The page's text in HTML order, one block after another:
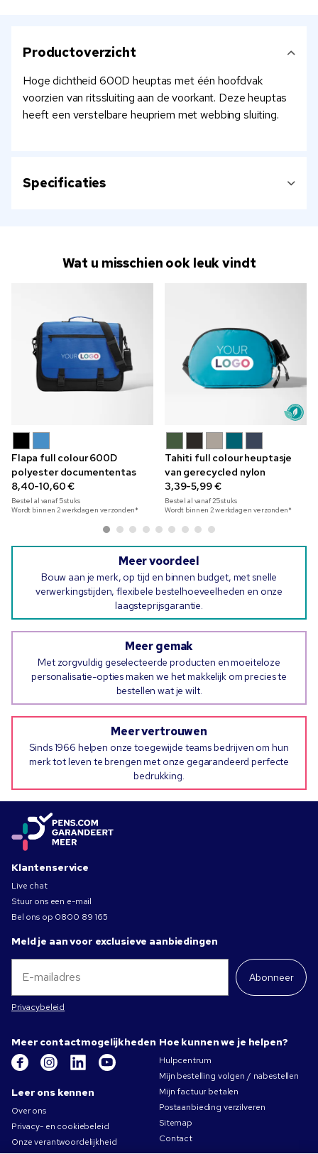
Productoverzicht
Hoge dichtheid 600D heuptas met één hoofdvak
voorzien van ritssluiting aan de voorkant. Deze heuptas
heeft een verstelbare heupriem met webbing sluiting.
Specificaties
Wat u misschien ook leuk vindt
Flapa full colour 600D
polyester documententas
8,40-10,60 €
Bestel al vanaf5stuks
Wordt binnen 2 werkdagen verzonden*
Tahiti full colour heuptasje
van gerecycled nylon
3,39-5,99 €
Bestel al vanaf25stuks
Wordt binnen 2 werkdagen verzonden*
Meer voordeel
Bouw aan je merk, op tijd en binnen budget, met snelle
verwerkingstijden, flexibele bestelhoeveelheden en onze
laagsteprijsgarantie.
Meer gemak
Met zorgvuldig geselecteerde producten en moeiteloze
personalisatie-opties maken we het makkelijk om precies te
bestellen wat je wilt.
Meer vertrouwen
Sinds 1966 helpen onze toegewijde teams bedrijven om hun
merk tot leven te brengen met onze gegarandeerd perfecte
bedrukking.
Klantenservice
Live chat
Stuur ons een e-mail
Bel ons op 0800 89 165
Meld je aan voor exclusieve aanbiedingen
Abonneer
Privacybeleid
Meer contactmogelijkheden
Leer ons kennen
Over ons
Privacy- en cookiebeleid
Onze verantwoordelijkheid
Hoe kunnen we je helpen?
Hulpcentrum
Mijn bestelling volgen / nabestellen
Mijn factuur betalen
Postaanbieding verzilveren
Sitemap
Contact